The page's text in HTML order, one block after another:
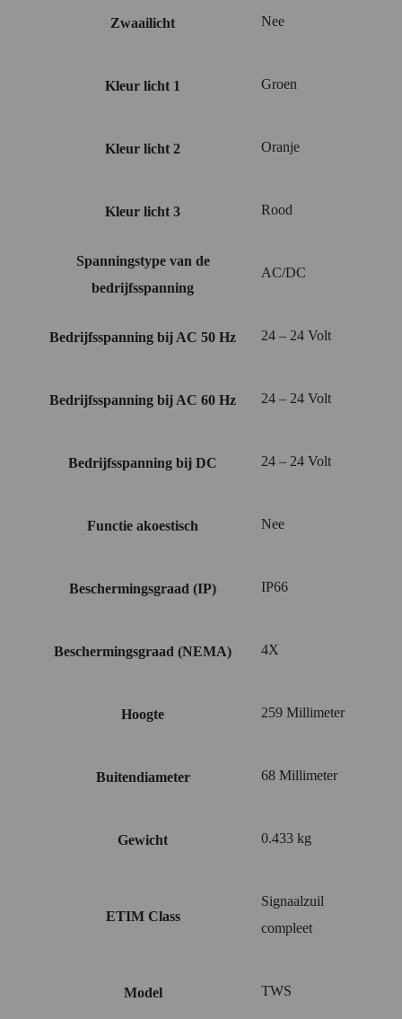
Zwaailicht Nee
Kleur licht 1 Groen
Kleur licht 2 Oranje
Kleur licht 3 Rood
Spanningstype van de
bedrijfsspanning
AC/DC
Bedrijfsspanning bij AC 50 Hz 24 – 24 Volt
Bedrijfsspanning bij AC 60 Hz 24 – 24 Volt
Bedrijfsspanning bij DC 24 – 24 Volt
Functie akoestisch Nee
Beschermingsgraad (IP) IP66
Beschermingsgraad (NEMA) 4X
Hoogte 259 Millimeter
Buitendiameter 68 Millimeter
Gewicht 0.433 kg
ETIM Class
Signaalzuil
compleet
Model TWS